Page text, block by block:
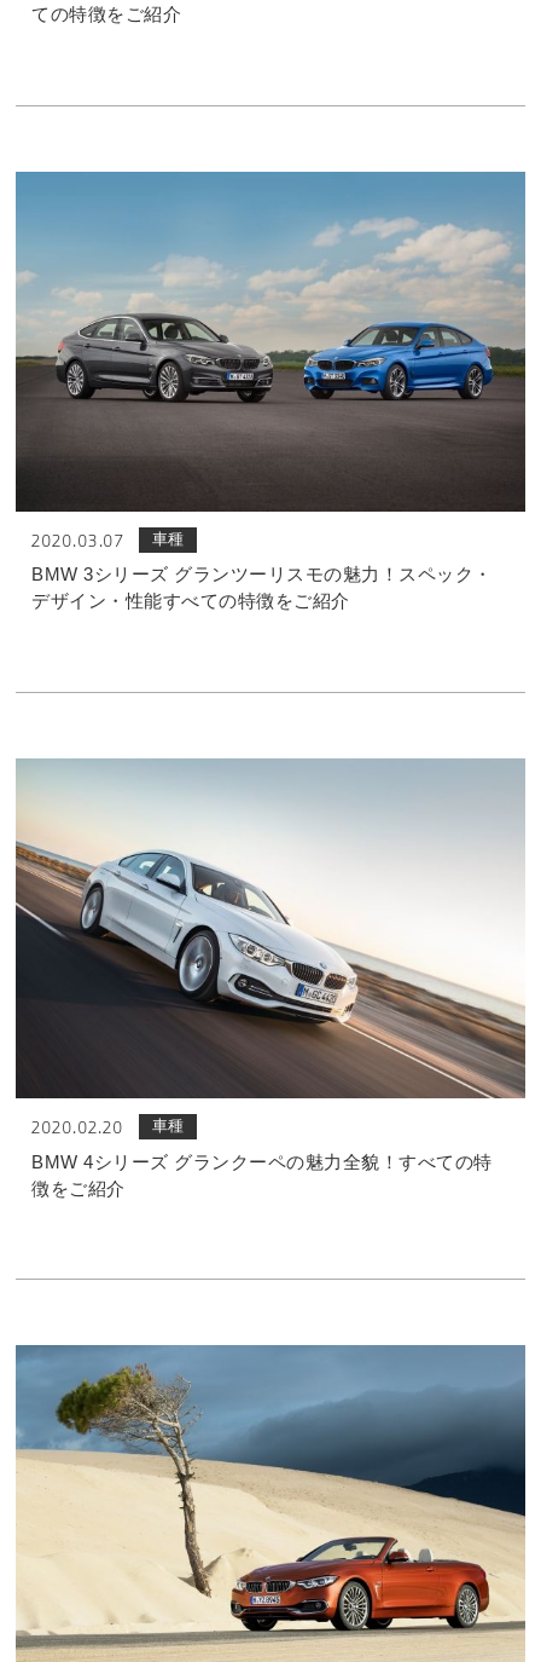
ての特徴をご紹介
2020.03.07 車種
BMW 3シリーズ グランツーリスモの魅力！スペック・
デザイン・性能すべての特徴をご紹介
2020.02.20 車種
BMW 4シリーズ グランクーペの魅力全貌！すべての特
徴をご紹介